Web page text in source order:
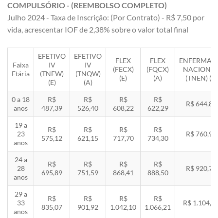
COMPULSÓRIO - (REEMBOLSO COMPLETO)
Julho 2024 - Taxa de Inscrição: (Por Contrato) - R$ 7,50 por
vida, acrescentar IOF de 2,38% sobre o valor total final
Faixa
Etária
EFETIVO
IV
(TNEW)
(E)
EFETIVO
IV
(TNQW)
(A)
FLEX
(FECX)
(E)
FLEX
(FQCX)
(A)
(TNEN) (E)
0 a 18
anos
R$
487,39
R$
526,40
R$
608,22
R$
622,29
R$ 644,85
19 a
23
anos
R$
575,12
R$
621,15
R$
717,70
R$
734,30
R$ 760,92
24 a
28
anos
R$
695,89
R$
751,59
R$
868,41
R$
888,50
R$ 920,71
29 a
33
anos
R$
835,07
R$
901,92
R$
1.042,10
R$
1.066,21
R$